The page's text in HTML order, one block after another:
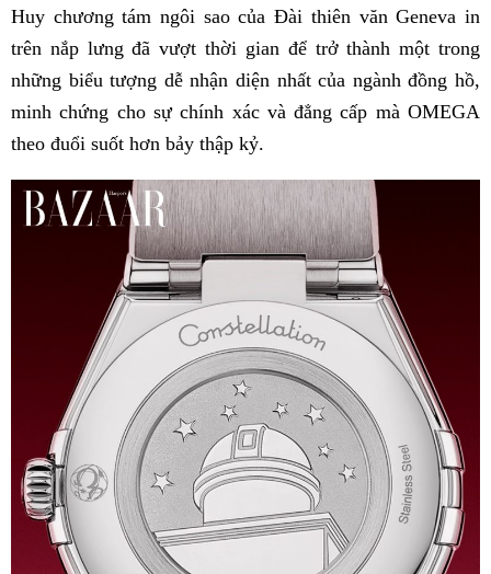
Huy chương tám ngôi sao của Đài thiên văn Geneva in
trên nắp lưng đã vượt thời gian để trở thành một trong
những biểu tượng dễ nhận diện nhất của ngành đồng hồ,
minh chứng cho sự chính xác và đẳng cấp mà OMEGA
theo đuổi suốt hơn bảy thập kỷ.